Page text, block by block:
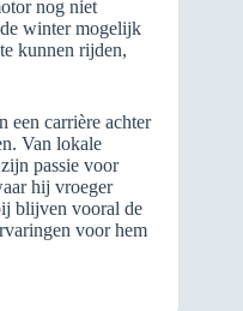
nog niet
winter mogelijk
kunnen rijden,
een carrière achter
Van lokale
passie voor
hij vroeger
blijven vooral de
voor hem